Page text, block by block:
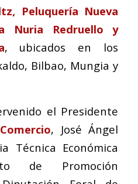
Peluquería Nueva
Nuria Redruello y
, ubicados en los
Bilbao, Mungia y
el Presidente
, José Ángel
Técnica Económica
de Promoción